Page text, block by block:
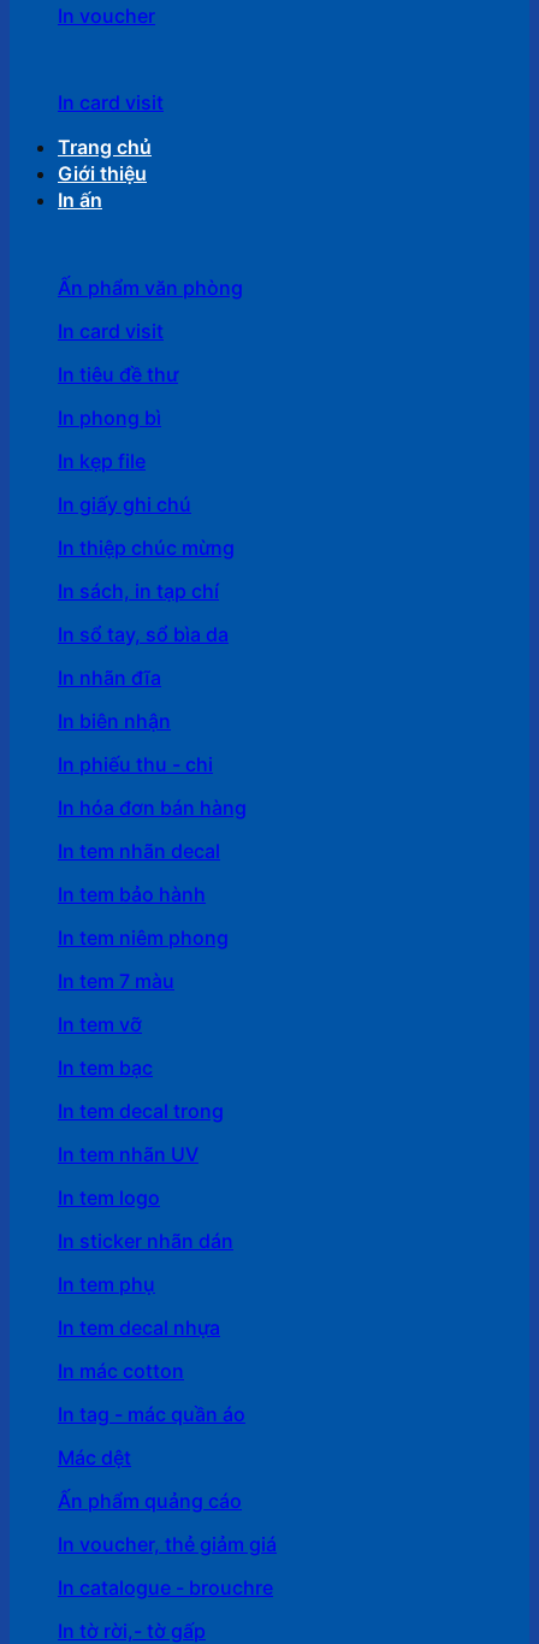
In voucher
In card visit
Trang chủ
Giới thiệu
In ấn
Ấn phẩm văn phòng
In card visit
In tiêu đề thư
In phong bì
In kẹp file
In giấy ghi chú
In thiệp chúc mừng
In sách, in tạp chí
In sổ tay, sổ bìa da
In nhãn đĩa
In biên nhận
In phiếu thu - chi
In hóa đơn bán hàng
In tem nhãn decal
In tem bảo hành
In tem niêm phong
In tem 7 màu
In tem vỡ
In tem bạc
In tem decal trong
In tem nhãn UV
In tem logo
In sticker nhãn dán
In tem phụ
In tem decal nhựa
In mác cotton
In tag - mác quần áo
Mác dệt
Ấn phẩm quảng cáo
In voucher, thẻ giảm giá
In catalogue - brouchre
In tờ rời,- tờ gấp